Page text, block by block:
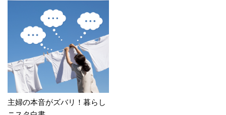
主婦の本音がズバリ！暮らし